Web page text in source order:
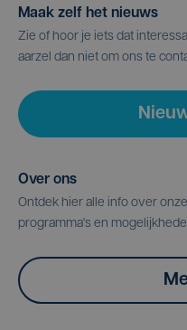
Maak zelf het nieuws
Zie of hoor je iets dat
aarzel dan niet om ons te
Over ons
Ontdek hier alle info over
programma's en